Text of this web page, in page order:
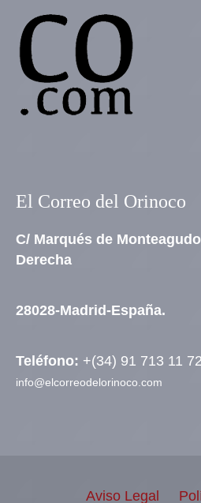
El Correo del Orinoco
C/ Marqués de
Derecha
28028-Madrid-España.
Teléfono: +(34) 91 713 11 72
info@elcorreodelorinoco.com
Aviso Legal